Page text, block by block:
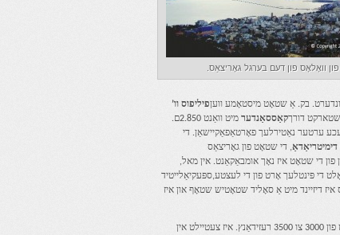
פון וואָלאָס פון דעם בערגל גאָריצאַס.
בק. אַ שטאָט מיסטאָמע וועןפיליפוס וו’
קאַססאַנדער
מיט וואַנט 2.850ם.
ערטער נאַטירלעך פאָרטאַפאַקיישאַן. די
דימיטריאַדאַ, די שטאָט פון גאָריצאַס
די נאָמען פון די שטאָט איז נאָך אומבאַקאַנט. אין מאל,
די פּינטלעך אָרט פון די לעצטע,ספּעקיאַלייטיד
אויף די דרום בערגל טאַפּס אין געגנט 400 ייקערז. עס איז דיזיינד מיט אַ סאָליד שטאָטיש שטאָף און איז
פּאָטהעטאָון אַרקיאַלאַדזשיסס אַז די שטאָט האט 400-500 האָמעס יוזשאַוואַלי קוואַדראַט און געלעבט דאָרט פון 3000 צו 3500 רעזידאַנץ. איז צעטיילט אין